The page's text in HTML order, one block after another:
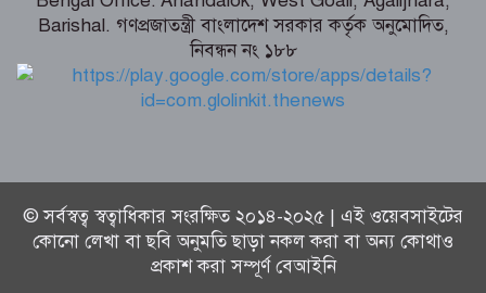
বাঁশখালীকে বন্যা মুক্ত করতে টেকসই
বেড়িবাঁধ ও খাল পুনঃখননের আশ্বাস
ত্রাণমন্ত্রীর
Barishal. গণপ্রজাতন্ত্রী বাংলাদেশ সরকার কর্তৃক অনুমোদিত,
নিবন্ধন নং ১৮৮
© সর্বস্বত্ব স্বত্বাধিকার সংরক্ষিত ২০১৪-২০২৫ | এই ওয়েবসাইটের
কোনো লেখা বা ছবি অনুমতি ছাড়া নকল করা বা অন্য কোথাও
প্রকাশ করা সম্পূর্ণ বেআইনি